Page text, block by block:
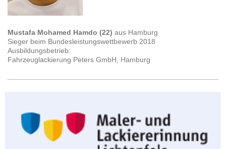
Mustafa Mohamed Hamdo (22) aus Hamburg
Sieger beim Bundesleistungswettbewerb 2018
Ausbildungsbetrieb:
Fahrzeuglackierung Peters GmbH, Hamburg